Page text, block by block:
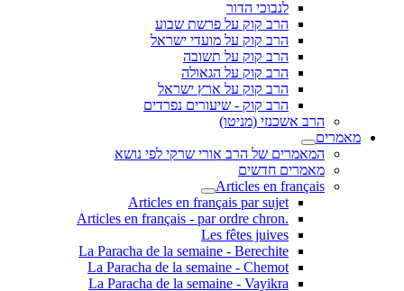
לנבוכי הדור
הרב קוק על פרשת שבוע
הרב קוק על מועדי ישראל
הרב קוק על תשובה
הרב קוק על הגאולה
הרב קוק על ארץ ישראל
הרב קוק - שיעורים נפרדים
הרב אשכנזי (מניטו)
מאמרים
המאמרים של הרב אורי שרקי לפי נושא
מאמרים חדשים
Articles en français
Articles en français par sujet
.Articles en français - par ordre chron
Les fêtes juives
La Paracha de la semaine - Berechite
La Paracha de la semaine - Chemot
La Paracha de la semaine - Vayikra